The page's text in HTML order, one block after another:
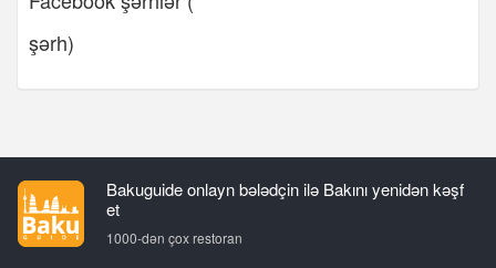
şərh)
Bakuguide onlayn bələdçin ilə Bakını yenidən kəşf
et
1000-dən çox restoran